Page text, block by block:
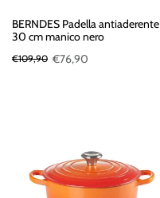
BERNDES Padella antiaderente
30 cm manico nero
€109,90 €76,90